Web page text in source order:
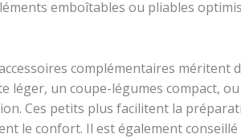
emboîtables ou pliables
complémentaires méritent
léger, un coupe-légumes compact,
Ces petits plus facilitent la
le confort. Il est également